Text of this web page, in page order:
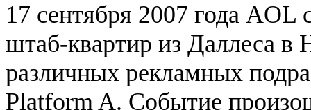
17 сентября 2007 года
штаб-квартир из Даллеса
различных рекламных
Platform A. Событие